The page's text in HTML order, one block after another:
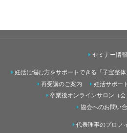
セミナー情報
妊活に悩む方をサポートできる「子宝整
再受講のご案内
妊活サポー
卒業後オンラインサロン（
協会へのお問い
代表理事のプロフ